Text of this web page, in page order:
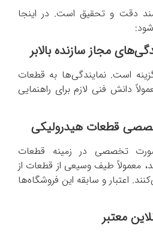
دقت و تحقیق است. در اینجا
مجاز سازنده بالابر
است. نمایندگی‌ها به قطعات
دانش فنی لازم برای راهنمایی
قطعات هیدرولیکی
تخصصی در زمینه قطعات
معمولاً طیف وسیعی از قطعات از
اعتبار و سابقه این فروشگاه‌ها
معتبر